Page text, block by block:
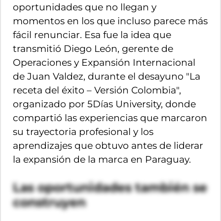
oportunidades que no llegan y
momentos en los que incluso parece más
fácil renunciar. Esa fue la idea que
transmitió Diego León, gerente de
Operaciones y Expansión Internacional
de Juan Valdez, durante el desayuno "La
receta del éxito – Versión Colombia",
organizado por 5Días University, donde
compartió las experiencias que marcaron
su trayectoria profesional y los
aprendizajes que obtuvo antes de liderar
la expansión de la marca en Paraguay.
Las oportunidades también se
construyen